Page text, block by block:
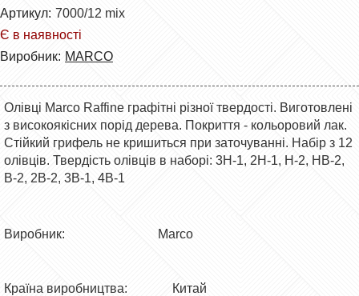
Артикул: 7000/12 mix
Є в наявності
Виробник: MARCO
Олівці Marco Raffine графітні різної твердості. Виготовлені
з високоякісних порід дерева. Покриття - кольоровий лак.
Стійкий грифель не кришиться при заточуванні. Набір з 12
олівців. Твердість олівців в наборі: 3H-1, 2H-1, H-2, HB-2,
B-2, 2B-2, 3B-1, 4B-1
Виробник: Marco
Країна виробництва: Китай